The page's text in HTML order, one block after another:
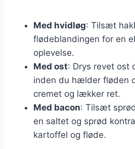
Med hvidløg: Tilsæt
flødeblandingen for en
oplevelse.
Med ost: Drys revet ost
inden du hælder fløden
cremet og lækker ret.
Med bacon: Tilsæt
en saltet og sprød
kartoffel og fløde.